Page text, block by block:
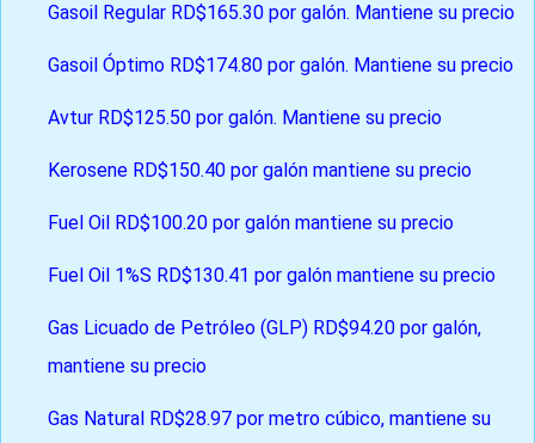
Gasoil Regular RD$165.30 por galón. Mantiene su precio
Gasoil Óptimo RD$174.80 por galón. Mantiene su precio
Avtur RD$125.50 por galón. Mantiene su precio
Kerosene RD$150.40 por galón mantiene su precio
Fuel Oil RD$100.20 por galón mantiene su precio
Fuel Oil 1%S RD$130.41 por galón mantiene su precio
Gas Licuado de Petróleo (GLP) RD$94.20 por galón,
mantiene su precio
Gas Natural RD$28.97 por metro cúbico, mantiene su